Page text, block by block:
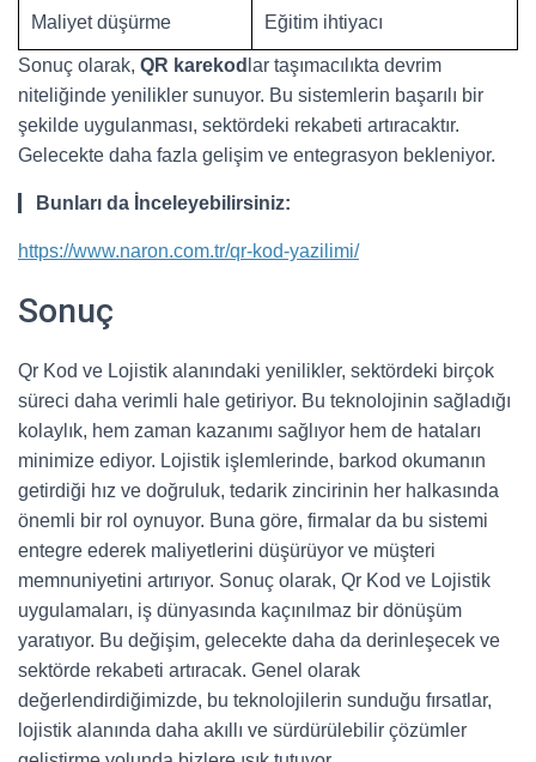
Maliyet düşürme Eğitim ihtiyacı
Sonuç olarak, QR karekod lar taşımacılıkta devrim
niteliğinde yenilikler sunuyor. Bu sistemlerin başarılı bir
şekilde uygulanması, sektördeki rekabeti artıracaktır.
Gelecekte daha fazla gelişim ve entegrasyon bekleniyor.
Bunları da İnceleyebilirsiniz:
https://www.naron.com.tr/qr-kod-yazilimi/
Sonuç
Qr Kod ve Lojistik alanındaki yenilikler, sektördeki birçok
süreci daha verimli hale getiriyor. Bu teknolojinin sağladığı
kolaylık, hem zaman kazanımı sağlıyor hem de hataları
minimize ediyor. Lojistik işlemlerinde, barkod okumanın
getirdiği hız ve doğruluk, tedarik zincirinin her halkasında
önemli bir rol oynuyor. Buna göre, firmalar da bu sistemi
entegre ederek maliyetlerini düşürüyor ve müşteri
memnuniyetini artırıyor. Sonuç olarak, Qr Kod ve Lojistik
uygulamaları, iş dünyasında kaçınılmaz bir dönüşüm
yaratıyor. Bu değişim, gelecekte daha da derinleşecek ve
sektörde rekabeti artıracak. Genel olarak
değerlendirdiğimizde, bu teknolojilerin sunduğu fırsatlar,
lojistik alanında daha akıllı ve sürdürülebilir çözümler